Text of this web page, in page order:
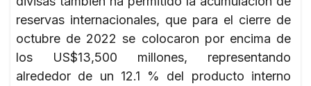
reservas internacionales, que para el cierre de
octubre de 2022 se colocaron por encima de
los US$13,500 millones, representando
alrededor de un 12.1 % del producto interno